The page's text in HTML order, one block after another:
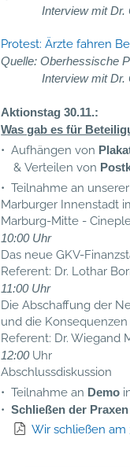
Interview mit Dr.
Protest: Ärzte fahren
Quelle: Oberhessische
Interview mit Dr.
Aktionstag 30.11.:
Was gab es für
• Aufhängen von
& Verteilen von
• Teilnahme an unserer
Marburger Innenstadt
Marburg-Mitte -
10:00 Uhr
Das neue GKV-
Referent: Dr. Lothar
11:00 Uhr
Die Abschaffung der
und die
Referent: Dr. Wiegand
12:00Uhr
Abschlussdiskussion
• Teilnahme an Demo
•Schließen der Praxen
Wir schließen am